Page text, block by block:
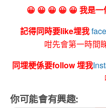
😀 😀 😀 😀 😀 我是
記得同時要like埋我
咁先會第一時間
同埋梗係要follow 埋我
你可能會有興趣: